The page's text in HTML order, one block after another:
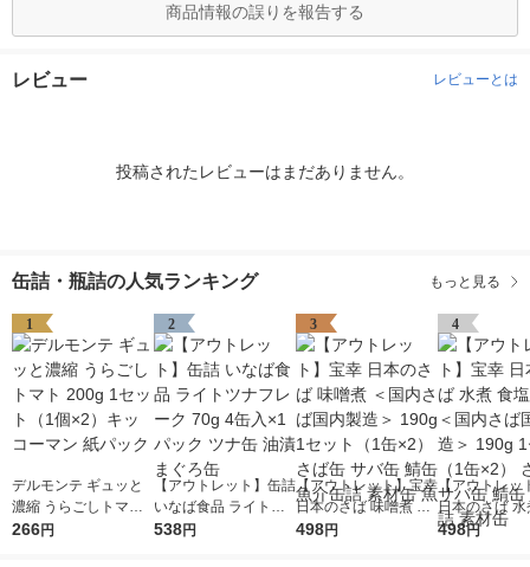
商品情報の誤りを報告する
レビュー レビューとは
投稿されたレビューはまだありません。
缶詰・瓶詰の人気ランキング もっと見る
1
デルモンテ ギュッと
濃縮 うらごしトマト
200g 1セット（1個×
266円
2
【アウトレット】缶詰
いなば食品 ライトツ
ナフレーク 70g 4缶入
538円
3
【アウトレット】宝幸
日本のさば 味噌煮 ＜
国内さば国内製造＞ 1
498円
4
【アウトレッ
日本のさば
不使用 ＜国内
498円